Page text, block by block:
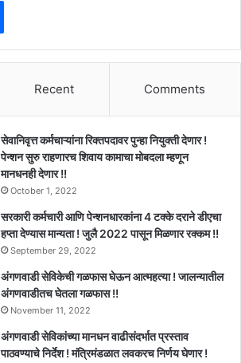
Recent Comments
सेवानिवृत्त कर्मचाऱ्यांना रिक्तपदावर पुन्हा नियुक्ती देणार !
पेन्शन सुरु राहणारच शिवाय कामाचा मोबदला म्हणून
मानधनही देणार !!
October 1, 2022
सरकारी कर्मचारी आणि पेन्शनधारकांना 4 टक्के दराने डीएचा
हप्ता देण्यास मान्यता ! जुलै 2022 पासून मिळणार रक्कम !!
September 29, 2022
अंगणवाडी सेविकेची गळफास घेऊन आत्महत्या ! जालन्यातील
अंगणवाडीतच घेतला गळफास !!
November 11, 2022
अंगणवाडी सेविकांच्या मानधन वाढीसंदर्भात प्रस्ताव
पाठवण्याचे निर्देश ! मंत्रिमंडळात लवकरच निर्णय घेणार !